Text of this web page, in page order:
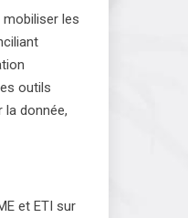
mobiliser les
outils
la donnée,
et ETI sur